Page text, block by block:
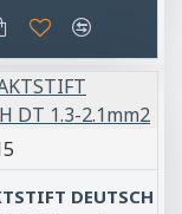
DEUTSCH